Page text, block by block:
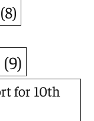
(9)
for 10th